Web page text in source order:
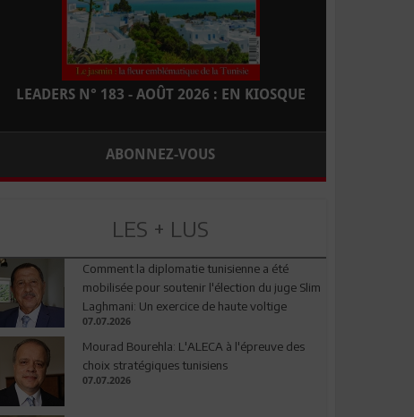
LEADERS N° 183 - AOÛT 2026 : EN KIOSQUE
ABONNEZ-VOUS
LES + LUS
Comment la diplomatie tunisienne a été
mobilisée pour soutenir l'élection du juge Slim
Laghmani: Un exercice de haute voltige
07.07.2026
Mourad Bourehla: L'ALECA à l'épreuve des
choix stratégiques tunisiens
07.07.2026